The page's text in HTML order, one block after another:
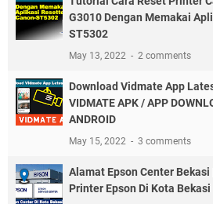
G3010 Dengan Memakai
ST5302
May 13, 2022 2 comments
Download Vidmate App
VIDMATE APK / APP
ANDROID
May 15, 2022 3 comments
Alamat Epson Center
Printer Epson Di Kota